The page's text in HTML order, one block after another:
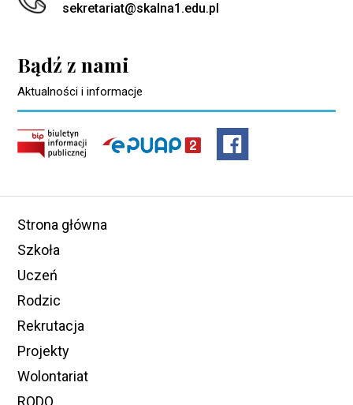
sekretariat@skalna1.edu.pl
Bądź z nami
Aktualności i informacje
Strona główna
Szkoła
Uczeń
Rodzic
Rekrutacja
Projekty
Wolontariat
RODO